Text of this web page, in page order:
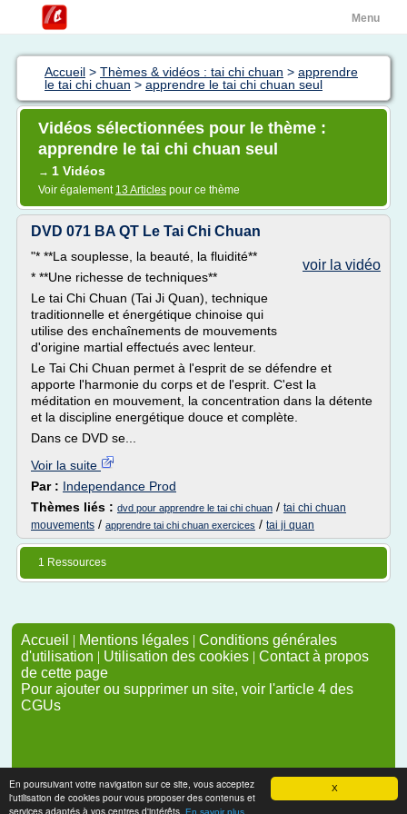
X
En poursuivant votre navigation sur ce site, vous acceptez
l'utilisation de cookies pour vous proposer des contenus et
services adaptés à vos centres d'intérêts. En savoir plus
Menu
Accueil > Thèmes & vidéos : tai chi chuan > apprendre
le tai chi chuan > apprendre le tai chi chuan seul
Vidéos sélectionnées pour le thème :
apprendre le tai chi chuan seul
→ 1 Vidéos
Voir également 13 Articles pour ce thème
DVD 071 BA QT Le Tai Chi Chuan
voir la vidéo
"* **La souplesse, la beauté, la fluidité**
* **Une richesse de techniques**
Le tai Chi Chuan (Tai Ji Quan), technique
traditionnelle et énergétique chinoise qui
utilise des enchaînements de mouvements
d'origine martial effectués avec lenteur.
Le Tai Chi Chuan permet à l'esprit de se défendre et
apporte l'harmonie du corps et de l'esprit. C'est la
méditation en mouvement, la concentration dans la détente
et la discipline energétique douce et complète.
Dans ce DVD se...
Voir la suite
Par : Independance Prod
Thèmes liés : dvd pour apprendre le tai chi chuan / tai chi chuan
mouvements / apprendre tai chi chuan exercices / tai ji quan
1 Ressources
Accueil | Mentions légales | Conditions générales
d'utilisation | Utilisation des cookies | Contact à propos
de cette page
Pour ajouter ou supprimer un site, voir l'article 4 des
CGUs